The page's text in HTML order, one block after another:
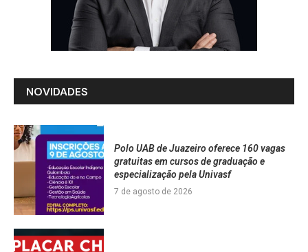
NOVIDADES
Polo UAB de Juazeiro oferece 160 vagas
gratuitas em cursos de graduação e
especialização pela Univasf
7 de agosto de 2026